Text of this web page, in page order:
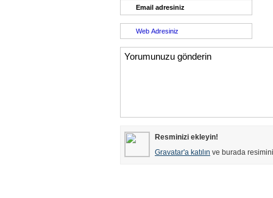
Resminizi ekleyin!
Gravatar'a katılın ve burada